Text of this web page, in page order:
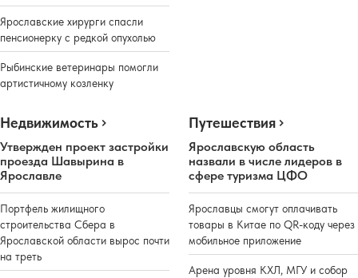
Ярославские хирурги спасли
пенсионерку с редкой опухолью
Рыбинские ветеринары помогли
артистичному козленку
Недвижимость
Утвержден проект застройки
проезда Шавырина в
Ярославле
Портфель жилищного
строительства Сбера в
Ярославской области вырос почти
на треть
Путешествия
Ярославскую область
назвали в числе лидеров в
сфере туризма ЦФО
Ярославцы смогут оплачивать
товары в Китае по QR-коду через
мобильное приложение
Арена уровня КХЛ, МГУ и собор